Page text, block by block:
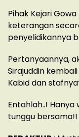
Pihak Kejari
keterangan
penyelidikannya
Pertanyaannya,
Sirajuddin
Kabid dan
Entahlah..!
tunggu bersama!!